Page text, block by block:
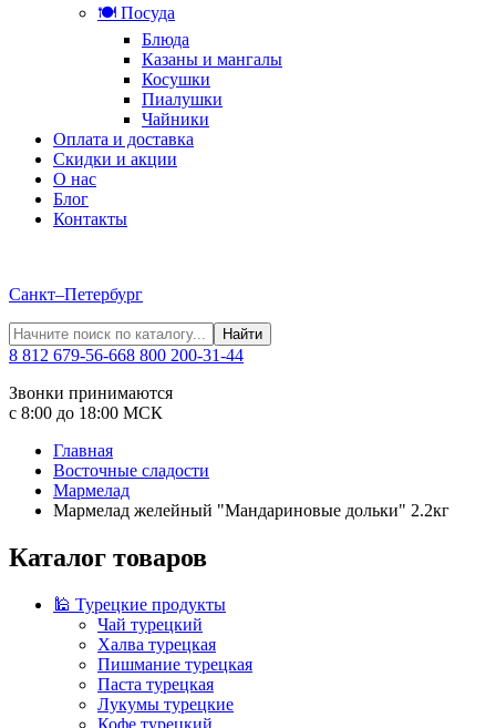
🍽️ Посуда
Блюда
Казаны и мангалы
Косушки
Пиалушки
Чайники
Оплата и доставка
Скидки и акции
О нас
Блог
Контакты
Санкт–Петербург
Найти
8 812 679-56-668 800 200-31-44
Звонки принимаются
с 8:00 до 18:00 МСК
Главная
Восточные сладости
Мармелад
Мармелад желейный "Мандариновые дольки" 2.2кг
Каталог товаров
🕌 Турецкие продукты
Чай турецкий
Халва турецкая
Пишмание турецкая
Паста турецкая
Лукумы турецкие
Кофе турецкий